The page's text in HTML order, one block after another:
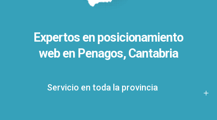
Expertos en posicionamiento
web en Penagos, Cantabria
Servicio en toda la provincia